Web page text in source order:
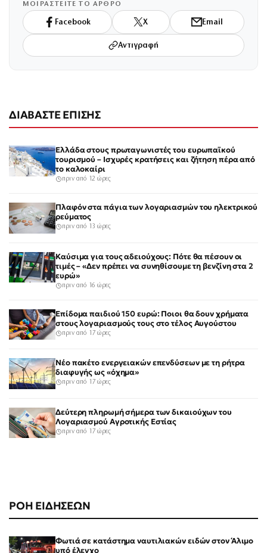
ΡΟΗ ΕΙΔΗΣΕΩΝ
Φωτιά σε κατάστημα ναυτιλιακών ειδών στον Άλιμο
υπό έλεγχο
ΜΟΙΡΑΣΤΕΙΤΕ ΤΟ ΑΡΘΡΟ
Facebook X Email
Αντιγραφή
ΔΙΑΒΑΣΤΕ ΕΠΙΣΗΣ
Ελλάδα στους πρωταγωνιστές του ευρωπαϊκού
τουρισμού – Ισχυρές κρατήσεις και ζήτηση πέρα από
το καλοκαίρι
πριν από 12 ώρες
Πλαφόν στα πάγια των λογαριασμών του ηλεκτρικού
ρεύματος
πριν από 13 ώρες
Καύσιμα για τους αδειούχους: Πότε θα πέσουν οι
τιμές – «Δεν πρέπει να συνηθίσουμε τη βενζίνη στα 2
ευρώ»
πριν από 16 ώρες
Επίδομα παιδιού 150 ευρώ: Ποιοι θα δουν χρήματα
στους λογαριασμούς τους στο τέλος Αυγούστου
πριν από 17 ώρες
Νέο πακέτο ενεργειακών επενδύσεων με τη ρήτρα
διαφυγής ως «όχημα»
πριν από 17 ώρες
Δεύτερη πληρωμή σήμερα των δικαιούχων του
Λογαριασμού Αγροτικής Εστίας
πριν από 17 ώρες